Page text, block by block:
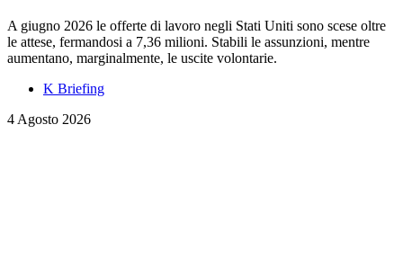
A giugno 2026 le offerte di lavoro negli Stati Uniti sono scese oltre
le attese, fermandosi a 7,36 milioni. Stabili le assunzioni, mentre
aumentano, marginalmente, le uscite volontarie.
K Briefing
4 Agosto 2026